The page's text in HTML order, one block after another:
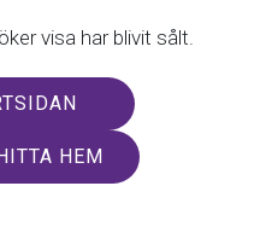
visa har blivit sålt.
HEM